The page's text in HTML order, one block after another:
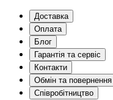
Доставка
Оплата
Блог
Гарантія та сервіс
Контакти
Обмін та повернення
Співробітництво